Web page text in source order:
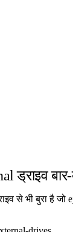
बार-
से भी बुरा है